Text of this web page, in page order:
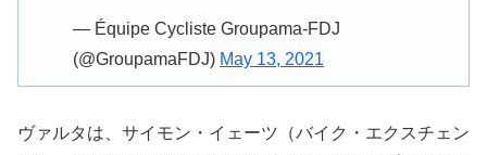
— Équipe Cycliste Groupama-FDJ
(@GroupamaFDJ) May 13, 2021
ヴァルタは、サイモン・イェーツ（バイク・エクスチェン